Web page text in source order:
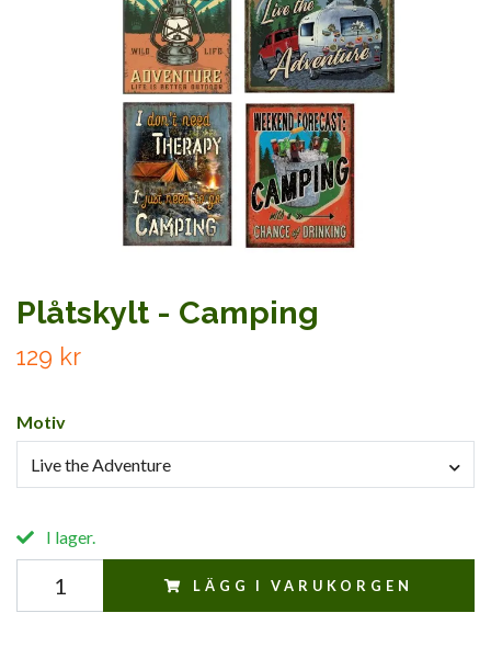
Plåtskylt - Camping
129 kr
Motiv
Live the Adventure
I lager.
LÄGG I VARUKORGEN